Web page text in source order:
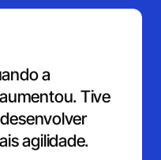
a
Tive
agilidade.